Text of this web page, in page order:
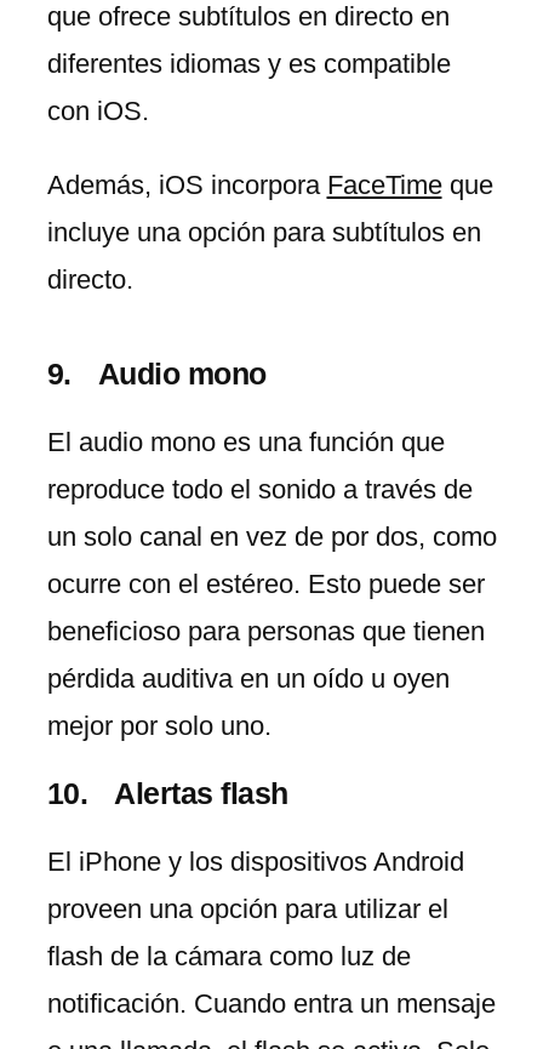
que ofrece subtítulos en directo en
diferentes idiomas y es compatible
con iOS.
Además, iOS incorpora FaceTimeque
incluye una opción para subtítulos en
directo.
Audio mono
El audio mono es una función que
reproduce todo el sonido a través de
un solo canal en vez de por dos, como
ocurre con el estéreo. Esto puede ser
beneficioso para personas que tienen
pérdida auditiva en un oído u oyen
mejor por solo uno.
Alertas flash
El iPhone y los dispositivos Android
proveen una opción para utilizar el
flash de la cámara como luz de
notificación. Cuando entra un mensaje